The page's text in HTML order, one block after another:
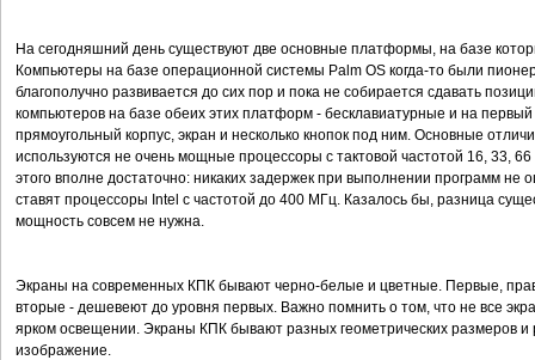
На сегодняшний день существуют две основные платформы, на базе
Компьютеры на базе операционной системы Palm OS когда-то были
благополучно развивается до сих пор и пока не собирается сдавать
компьютеров на базе обеих этих платформ - бесклавиатурные и на первый
прямоугольный корпус, экран и несколько кнопок под ним. Основные
используются не очень мощные процессоры с тактовой частотой 16, 33,
этого вполне достаточно: никаких задержек при выполнении программ
ставят процессоры Intel с частотой до 400 МГц. Казалось бы, разница
мощность совсем не нужна.
Экраны на современных КПК бывают черно-белые и цветные. Первые,
вторые - дешевеют до уровня первых. Важно помнить о том, что не все
ярком освещении. Экраны КПК бывают разных геометрических размеров
изображение.